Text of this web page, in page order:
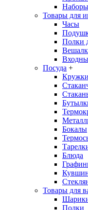
Наборы
Товары для
Часы
Полки
Посуда +
Кружки
Бокалы
Блюда
Товары для
Полки